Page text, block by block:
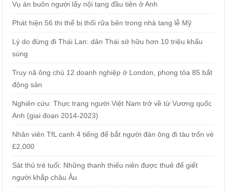
Vụ án buôn người lấy nội tạng đầu tiên ở Anh
Phát hiện 56 thi thể bị thối rữa bên trong nhà tang lễ Mỹ
Lý do đừng đi Thái Lan: dân Thái sở hữu hơn 10 triệu khẩu
súng
Truy nã ông chủ 12 doanh nghiệp ở London, phong tỏa 85 bất
động sản
Nghiên cứu: Thực trạng người Việt Nam trở về từ Vương quốc
Anh (giai đoạn 2014-2023)
Nhân viên TfL canh 4 tiếng để bắt người đàn ông đi tàu trốn vé
£2,000
Sát thủ trẻ tuổi: Những thanh thiếu niên được thuê để giết
người khắp châu Âu